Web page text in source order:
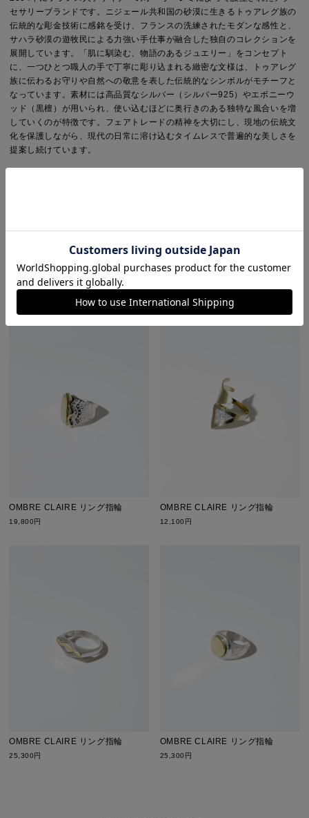
セサリーブランドです。ニジェール共和国の砂漠に生きるトゥアレグ族の
伝統的な彫金技術に感銘を受け、フランスの洗練されたモダンな感性と、
サハラ砂漠の遊牧民による力強い手仕事が融合した独自のコレクションを
展開しています。「肌に馴染む、物語のあるジュエリー」をコンセプト
に、一つひとつ職人の手で丁寧に彫り込まれる緻密な文様は、トゥアレグ
族に伝わるお守りや自然への敬意を表した伝統的なシンボルがモチーフと
なっています。素材には高品質なシルバー（シルバー925）やエボニーウ
ッド（黒檀）が用いられ、使い込むほどに奥行きのある独特な風合いを増
していくのが特徴です。フェアトレードの精神を大切にし、現地の伝統文
化を保護しながら、現代の日常に溶け込むタイムレスで普遍的な美しさを
提案し続けています。
YOU MAY ALSO LIKE
OMBRE CLAIRE リング指輪
19,800円
OMBRE CLAIRE リング指輪
12,100円
OMBRE CLAIRE リング指輪
25,300円
OMBRE CLAIRE リング指輪
25,300円